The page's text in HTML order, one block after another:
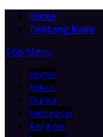
Home
Tentang Kami
Top Menu
Home
Fokus
Dunia
Indonesia
Religion